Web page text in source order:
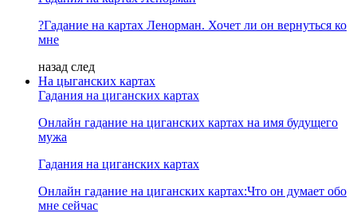
?Гадание на картах Ленорман. Хочет ли он вернуться ко
мне
назад след
На цыганских картах
Гадания на циганских картах
Онлайн гадание на циганских картах на имя будущего
мужа
Гадания на циганских картах
Онлайн гадание на циганских картах:Что он думает обо
мне сейчас